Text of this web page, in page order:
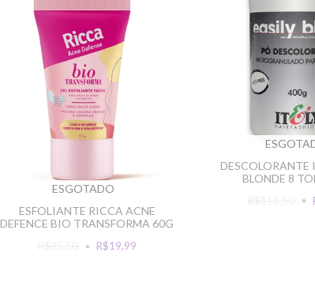
ESGOTADO
ESFOLIANTE RICCA ACNE
DEFENCE BIO TRANSFORMA 60G
R$25,50
R$19,99
DESCOLORANTE
BLONDE 8
R$115,50